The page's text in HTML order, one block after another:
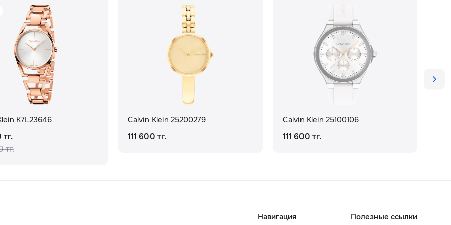
K7L23646
тг.
Calvin Klein 25200279
111 600 тг.
Calvin Klein 25100106
111 600 тг.
Навигация Полезные ссылки